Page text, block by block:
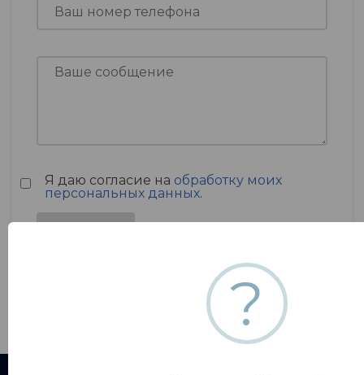
Я даю согласие на обработку моих
персональных данных.
?